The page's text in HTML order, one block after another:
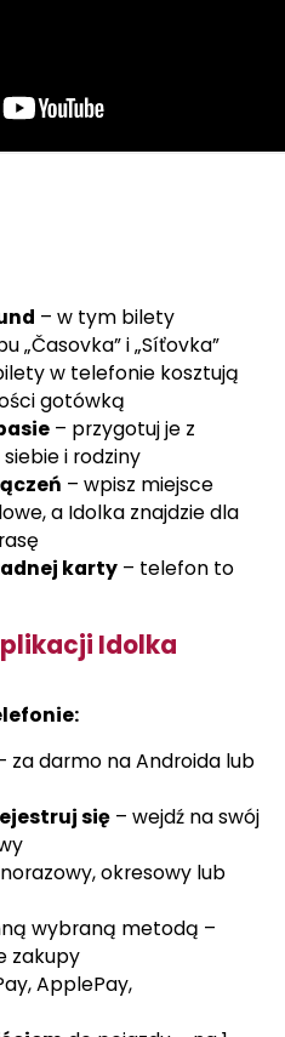
– w tym bilety
„Časovka” i „Síťovka”
w telefonie kosztują
gotówką
– przygotuj je z
i rodziny
– wpisz miejsce
a Idolka znajdzie dla
karty – telefon to
Idolka
za darmo na Androida lub
się – wejdź na swój
okresowy lub
wybraną metodą –
zakupy
ApplePay,